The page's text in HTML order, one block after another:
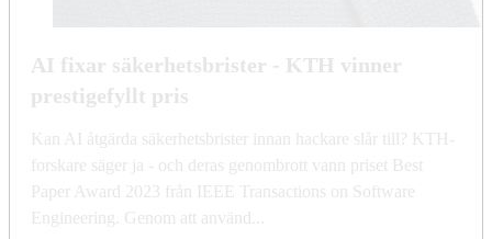
AI fixar säkerhetsbrister - KTH vinner
prestigefyllt pris
Kan AI åtgärda säkerhetsbrister innan hackare slår till? KTH-
forskare säger ja - och deras genombrott vann priset Best
Paper Award 2023 från IEEE Transactions on Software
Engineering. Genom att använd...